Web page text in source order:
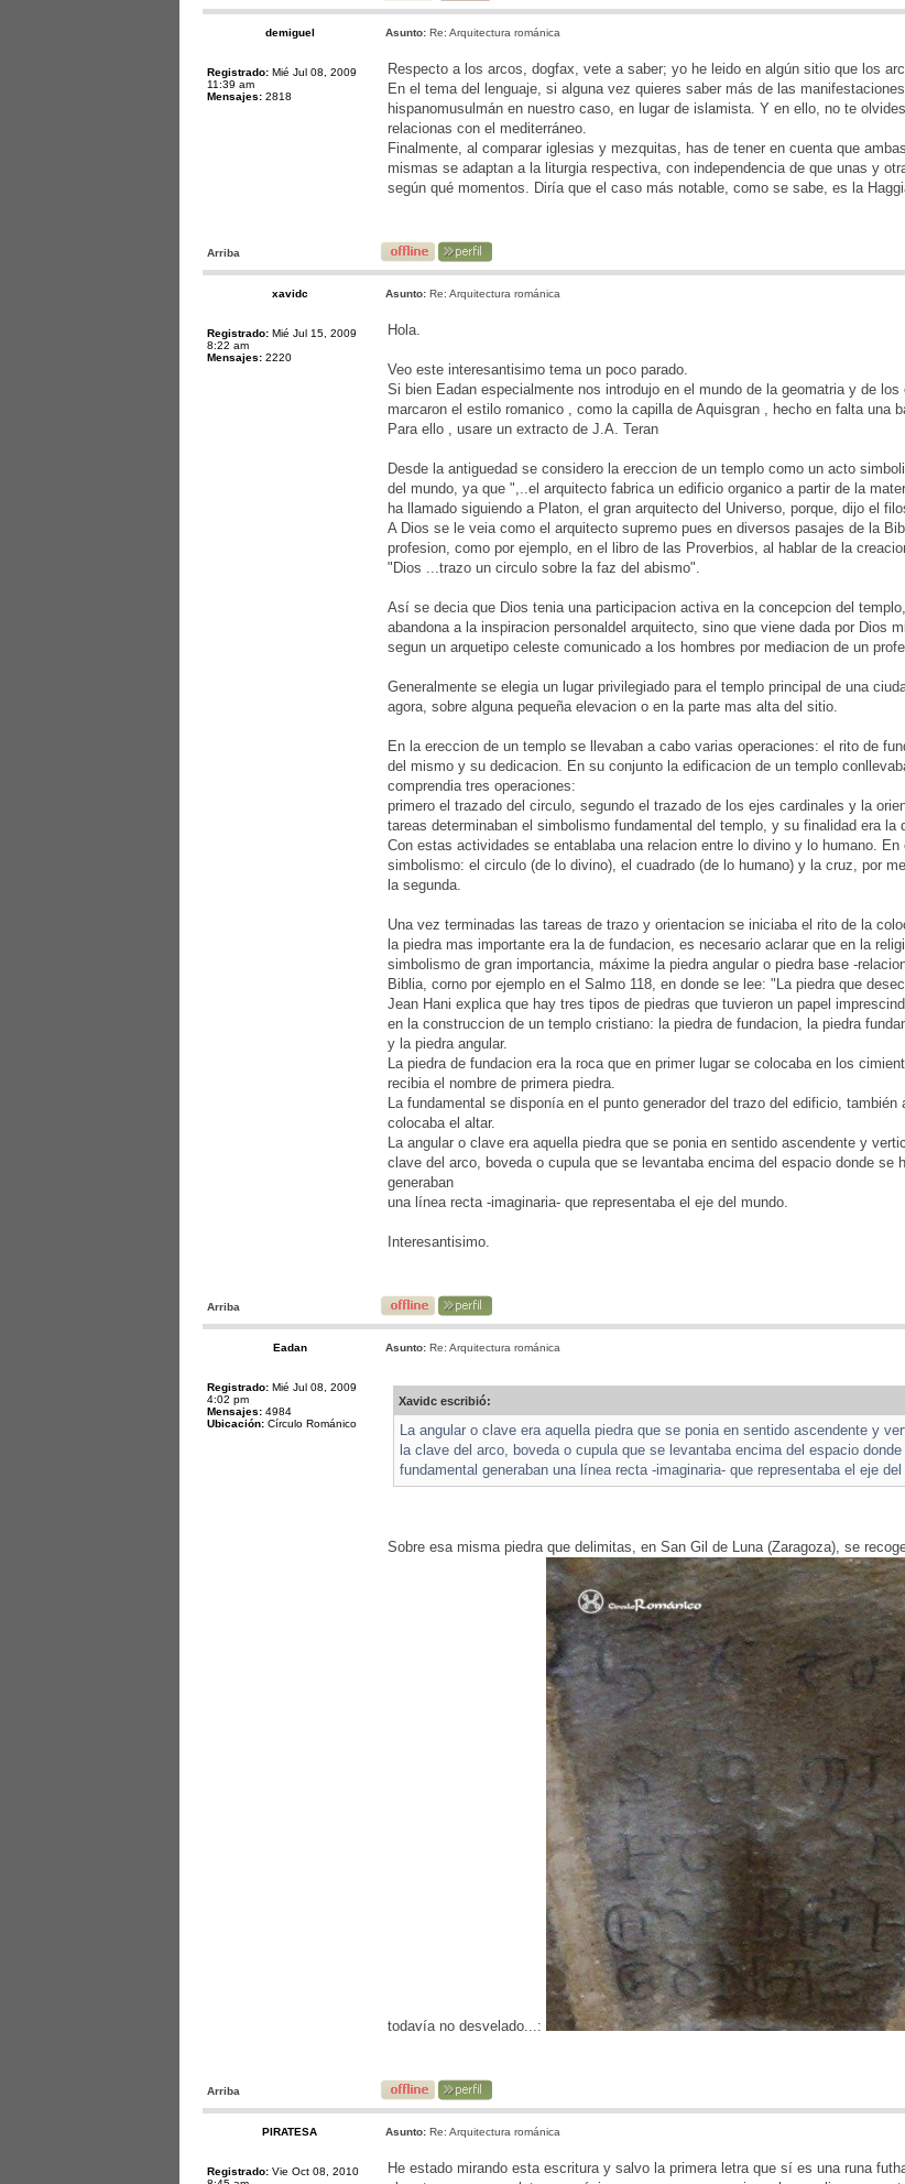
demiguel Asunto: Re: Arquitectura románica
Registrado: Mié Jul 08, 2009
11:39 am
Mensajes: 2818
Respecto a los arcos, dogfax, vete a saber; yo he leido en algún sitio que los
En el tema del lenguaje, si alguna vez quieres saber más de las
hispanomusulmán en nuestro caso, en lugar de islamista. Y en ello, no te
relacionas con el mediterráneo.
Finalmente, al comparar iglesias y mezquitas, has de tener en cuenta que
mismas se adaptan a la liturgia respectiva, con independencia de que unas y
según qué momentos. Diría que el caso más notable, como se sabe, es la
Arriba
xavidc Asunto: Re: Arquitectura románica
Registrado: Mié Jul 15, 2009
8:22 am
Mensajes: 2220
Hola.
Veo este interesantisimo tema un poco parado.
Si bien Eadan especialmente nos introdujo en el mundo de la geomatria y de
marcaron el estilo romanico , como la capilla de Aquisgran , hecho en falta una
Para ello , usare un extracto de J.A. Teran
Desde la antiguedad se considero la ereccion de un templo como un acto
del mundo, ya que ",..el arquitecto fabrica un edificio organico a partir de la
ha llamado siguiendo a Platon, el gran arquitecto del Universo, porque, dijo el
A Dios se le veia como el arquitecto supremo pues en diversos pasajes de la
profesion, como por ejemplo, en el libro de las Proverbios, al hablar de la
"Dios ...trazo un circulo sobre la faz del abismo".
Así se decia que Dios tenia una participacion activa en la concepcion del
abandona a la inspiracion personaldel arquitecto, sino que viene dada por Dios
segun un arquetipo celeste comunicado a los hombres por mediacion de un
Generalmente se elegia un lugar privilegiado para el templo principal de una
agora, sobre alguna pequeña elevacion o en la parte mas alta del sitio.
En la ereccion de un templo se llevaban a cabo varias operaciones: el rito de
del mismo y su dedicacion. En su conjunto la edificacion de un templo
comprendia tres operaciones:
primero el trazado del circulo, segundo el trazado de los ejes cardinales y la
tareas determinaban el simbolismo fundamental del templo, y su finalidad era
Con estas actividades se entablaba una relacion entre lo divino y lo humano.
simbolismo: el circulo (de lo divino), el cuadrado (de lo humano) y la cruz, por
la segunda.
Una vez terminadas las tareas de trazo y orientacion se iniciaba el rito de la
la piedra mas importante era la de fundacion, es necesario aclarar que en la
simbolismo de gran importancia, máxime la piedra angular o piedra base -
Biblia, corno por ejemplo en el Salmo 118, en donde se lee: "La piedra que
Jean Hani explica que hay tres tipos de piedras que tuvieron un papel
en la construccion de un templo cristiano: la piedra de fundacion, la piedra
y la piedra angular.
La piedra de fundacion era la roca que en primer lugar se colocaba en los
recibia el nombre de primera piedra.
La fundamental se disponía en el punto generador del trazo del edificio,
colocaba el altar.
La angular o clave era aquella piedra que se ponia en sentido ascendente y
clave del arco, boveda o cupula que se levantaba encima del espacio donde se
generaban
una línea recta -imaginaria- que representaba el eje del mundo.
Interesantisimo.
Arriba
Eadan Asunto: Re: Arquitectura románica
Registrado: Mié Jul 08, 2009
4:02 pm
Mensajes: 4984
Ubicación: Círculo Románico
Xavidc escribió:
La angular o clave era aquella piedra que se ponia en sentido ascendente y
la clave del arco, boveda o cupula que se levantaba encima del espacio
fundamental generaban una línea recta -imaginaria- que representaba el eje del
Sobre esa misma piedra que delimitas, en San Gil de Luna (Zaragoza), se
todavía no desvelado...:
Arriba
PIRATESA Asunto: Re: Arquitectura románica
Registrado: Vie Oct 08, 2010
He estado mirando esta escritura y salvo la primera letra que sí es una runa